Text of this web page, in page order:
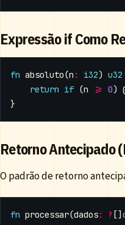
Expressão if Como
fn absoluto(n : i32) u32
return if (n >= 0)
}
Retorno Antecipado
O padrão de retorno
fn processar(dados: ? []